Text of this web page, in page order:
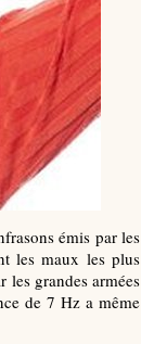
émis par les
les maux les plus
les grandes armées
de 7 Hz a même